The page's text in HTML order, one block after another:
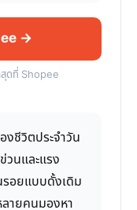
→
สุดที่ Shopee
ชีวิตประจำวัน
นและแรง
อยแบบดั้งเดิม
ลายคนมองหา